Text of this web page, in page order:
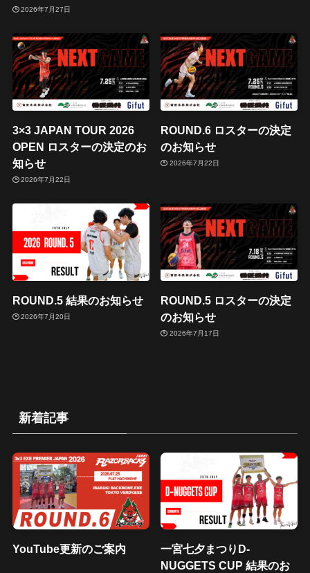
2026年7月27日
3×3 JAPAN TOUR 2026
OPEN ロスターの決定のお
知らせ
2026年7月22日
ROUND.6 ロスターの決定
のお知らせ
2026年7月22日
ROUND.5 結果のお知らせ
2026年7月20日
ROUND.5 ロスターの決定
のお知らせ
2026年7月17日
新着記事
YouTube更新のご案内
一宮七夕まつりD-
NUGGETS CUP 結果のお